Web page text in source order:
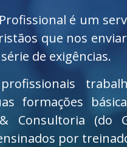
é um
que nos
de exigências.
formações
Consultoria (do
por